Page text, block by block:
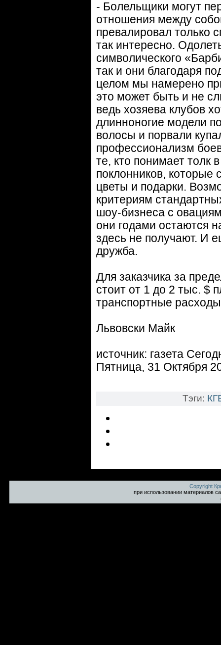
- Болельщики могут
отношения между
превалировал только
так интересно.
символического
так и они благодаря
целом мы намерено
это может быть и не
ведь хозяева клубов
длинноногие модели
волосы и порвали
профессионализм
те, кто понимает толк
поклонников,
цветы и подарки.
критериям
шоу-бизнеса с
они годами остаются
здесь не получают. И
дружба.
Для заказчика за
стоит от 1 до 2 тыс. $
транспортные
Львовски Майк
источник: газета
Пятница, 31 Октября
Тэги:
Copyright
при использовании материалов